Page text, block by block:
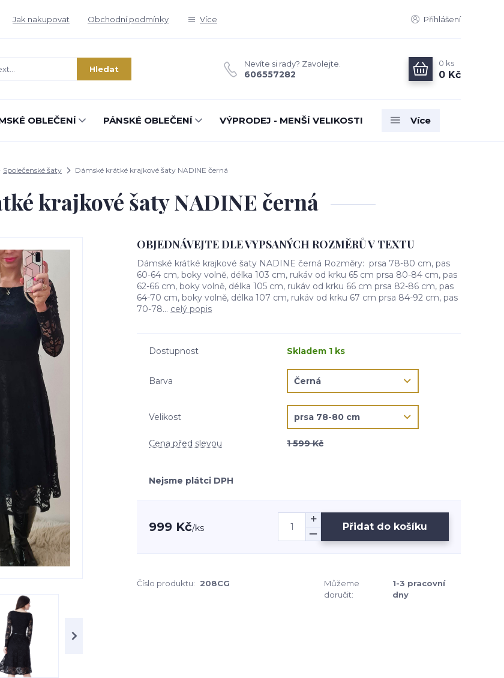
Jak nakupovat Obchodní podmínky Více Přihlášení
Hledat
Nevíte si rady? Zavolejte.
606557282
0 ks
0 Kč
OBLEČENÍ PÁNSKÉ OBLEČENÍ VÝPRODEJ - MENŠÍ VELIKOSTI Více
Společenské šaty Dámské krátké krajkové šaty NADINE černá
krajkové šaty NADINE černá
OBJEDNÁVEJTE DLE VYPSANÝCH ROZMĚRŮ V TEXTU
Dámské krátké krajkové šaty NADINE černá Rozměry: prsa 78-80 cm, pas
60-64 cm, boky volně, délka 103 cm, rukáv od krku 65 cm prsa 80-84 cm, pas
62-66 cm, boky volně, délka 105 cm, rukáv od krku 66 cm prsa 82-86 cm, pas
64-70 cm, boky volně, délka 107 cm, rukáv od krku 67 cm prsa 84-92 cm, pas
70-78... celý popis
Dostupnost Skladem 1 ks
Barva
Velikost
Cena před slevou 1 599 Kč
Nejsme plátci DPH
999 Kč/ks Přidat do košíku
Číslo produktu: 208CG
Můžeme
doručit:
1-3 pracovní
dny